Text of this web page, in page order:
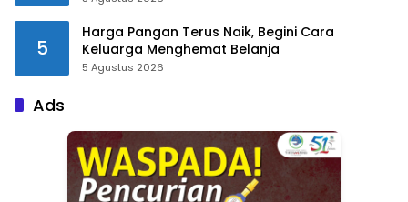
5
Harga Pangan Terus Naik, Begini Cara
Keluarga Menghemat Belanja
5 Agustus 2026
Ads